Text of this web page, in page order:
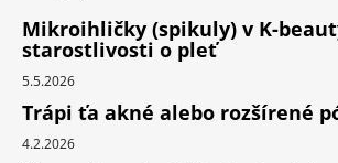
Mikroihličky (spikuly) v K-
starostlivosti o pleť
5.5.2026
Trápi ťa akné alebo rozšírené
4.2.2026